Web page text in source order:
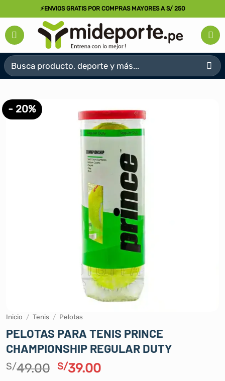
al
contenido
⚡ENVIOS GRATIS POR COMPRAS MAYORES A S/ 250
Buscar
por:
- 20%
Inicio / Tenis / Pelotas
PELOTAS PARA TENIS PRINCE
CHAMPIONSHIP REGULAR DUTY
S/49.00 El
S/39.00El